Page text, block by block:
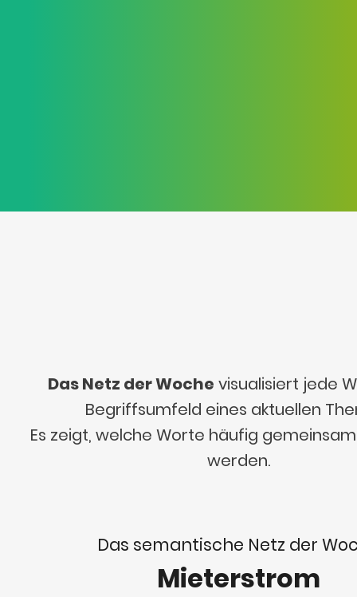
Das Netz der Woche visualisiert jede
Begriffsumfeld eines aktuellen
Es zeigt, welche Worte häufig
werden.
Das semantische Netz der
Mieterstrom